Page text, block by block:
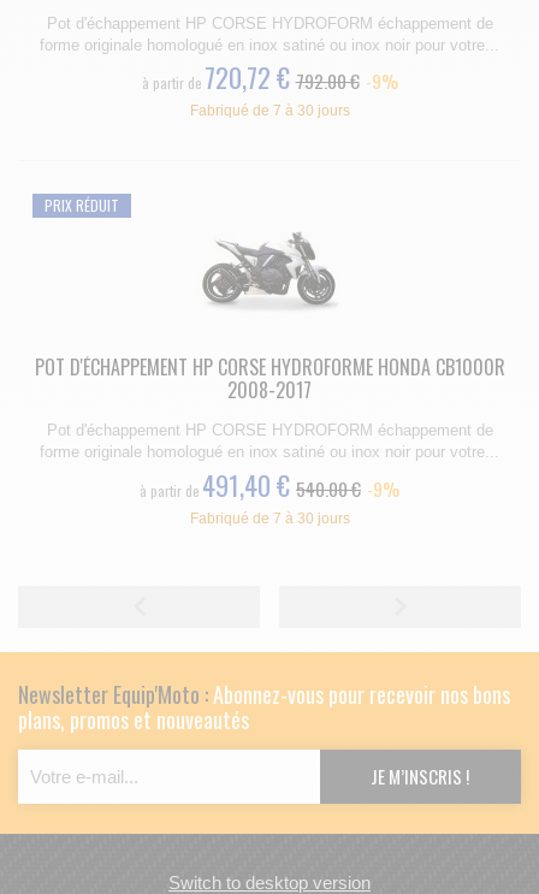
Pot d'échappement HP CORSE HYDROFORM échappement de
forme originale homologué en inox satiné ou inox noir pour votre...
à partir de 720,72 € 792.00 € -9%
Fabriqué de 7 à 30 jours
PRIX RÉDUIT
POT D'ÉCHAPPEMENT HP CORSE HYDROFORME HONDA CB1000R
2008-2017
Pot d'échappement HP CORSE HYDROFORM échappement de
forme originale homologué en inox satiné ou inox noir pour votre...
à partir de 491,40 € 540.00 € -9%
Fabriqué de 7 à 30 jours
Newsletter Equip'Moto :Abonnez-vous pour recevoir nos bons
plans, promos et nouveautés
Switch to desktop version